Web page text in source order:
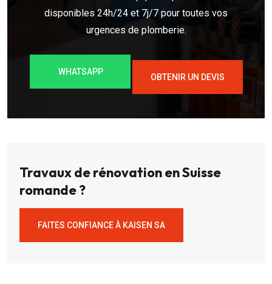
disponibles 24h/24 et 7j/7 pour toutes vos
urgences de plomberie.
WHATSAPP
OBTENIR UN DEVIS
Travaux de rénovation en Suisse
romande ?
FAITES CONFIANCE À KAISEN SA